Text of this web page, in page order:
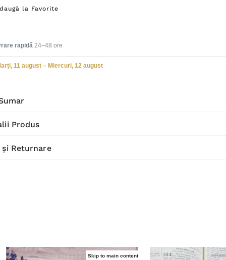
Skip to main content
la Favorite
rapidă 24–48 ore
11 august – Miercuri, 12 august
Produs
Returnare